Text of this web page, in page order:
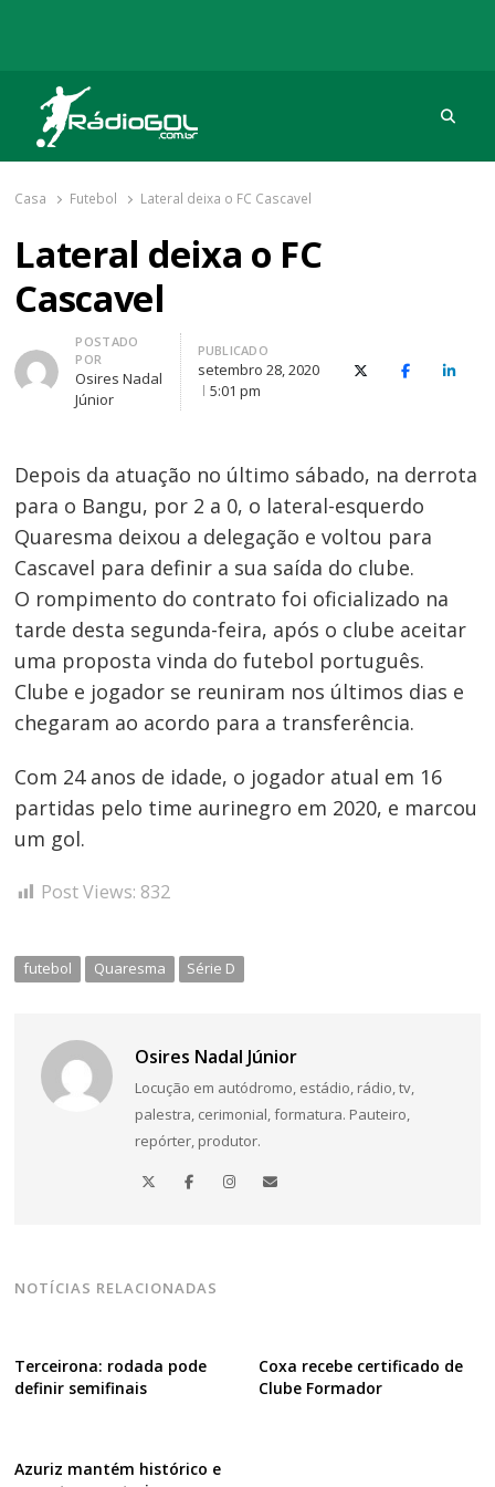
Rádio Gol
Há mais de 20 anos com as melhores coberturas
Casa Futebol Lateral deixa o FC Cascavel
Lateral deixa o FC
Cascavel
Autor
POSTADO
POR
Osires Nadal
Júnior
PUBLICADO
setembro 28, 2020
5:01 pm
X (Twitter)Facebook
O
Depois da atuação no último sábado, na derrota
para o Bangu, por 2 a 0, o lateral-esquerdo
Quaresma deixou a delegação e voltou para
Cascavel para definir a sua saída do clube.
O rompimento do contrato foi oficializado na
tarde desta segunda-feira, após o clube aceitar
uma proposta vinda do futebol português.
Clube e jogador se reuniram nos últimos dias e
chegaram ao acordo para a transferência.
Com 24 anos de idade, o jogador atual em 16
partidas pelo time aurinegro em 2020, e marcou
um gol.
Post Views: 832
futebol Quaresma Série D
Osires Nadal Júnior
Locução em autódromo, estádio, rádio, tv,
palestra, cerimonial, formatura. Pauteiro,
repórter, produtor.
NOTÍCIAS RELACIONADAS
Terceirona: rodada pode
definir semifinais
Coxa recebe certificado de
Clube Formador
Azuriz mantém histórico e
Navegação
de
Post